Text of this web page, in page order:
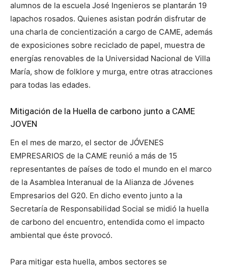
alumnos de la escuela José Ingenieros se plantarán 19
lapachos rosados. Quienes asistan podrán disfrutar de
una charla de concientización a cargo de CAME, además
de exposiciones sobre reciclado de papel, muestra de
energías renovables de la Universidad Nacional de Villa
María, show de folklore y murga, entre otras atracciones
para todas las edades.
Mitigación de la Huella de carbono junto a CAME
JOVEN
En el mes de marzo, el sector de JÓVENES
EMPRESARIOS de la CAME reunió a más de 15
representantes de países de todo el mundo en el marco
de la Asamblea Interanual de la Alianza de Jóvenes
Empresarios del G20. En dicho evento junto a la
Secretaría de Responsabilidad Social se midió la huella
de carbono del encuentro, entendida como el impacto
ambiental que éste provocó.
Para mitigar esta huella, ambos sectores se